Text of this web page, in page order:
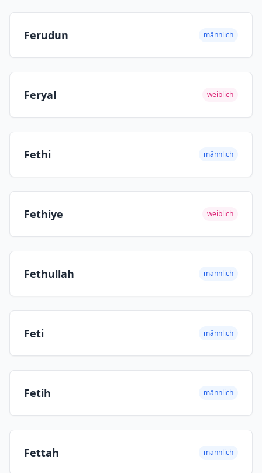
Ferudun männlich
Feryal weiblich
Fethi männlich
Fethiye weiblich
Fethullah männlich
Feti männlich
Fetih männlich
Fettah männlich